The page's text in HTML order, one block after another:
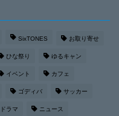
SixTONES お取り寄せ
ひな祭り ゆるキャン
イベント カフェ
ゴディバ サッカー
ドラマ ニュース